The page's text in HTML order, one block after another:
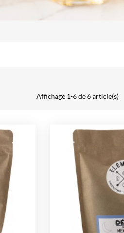
Affichage 1-6 de 6 article(s)